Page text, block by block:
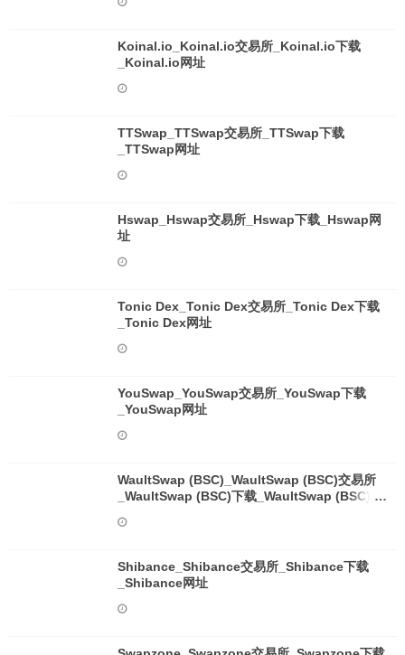
Koinal.io_Koinal.io交易所_Koinal.io下载
_Koinal.io网址
TTSwap_TTSwap交易所_TTSwap下载
_TTSwap网址
Hswap_Hswap交易所_Hswap下载_Hswap网
址
Tonic Dex_Tonic Dex交易所_Tonic Dex下载
_Tonic Dex网址
YouSwap_YouSwap交易所_YouSwap下载
_YouSwap网址
WaultSwap (BSC)_WaultSwap (BSC)交易所
_WaultSwap (BSC)下载_WaultSwap (BSC)网
Shibance_Shibance交易所_Shibance下载
_Shibance网址